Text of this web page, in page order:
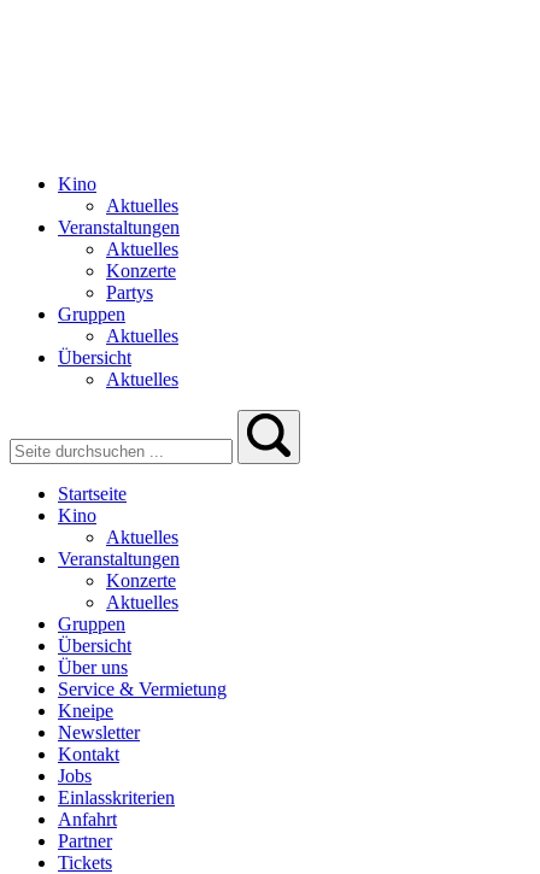
Kino
Aktuelles
Veranstaltungen
Aktuelles
Konzerte
Partys
Gruppen
Aktuelles
Übersicht
Aktuelles
Startseite
Kino
Aktuelles
Veranstaltungen
Konzerte
Aktuelles
Gruppen
Übersicht
Über uns
Service & Vermietung
Kneipe
Newsletter
Kontakt
Jobs
Einlasskriterien
Anfahrt
Partner
Tickets